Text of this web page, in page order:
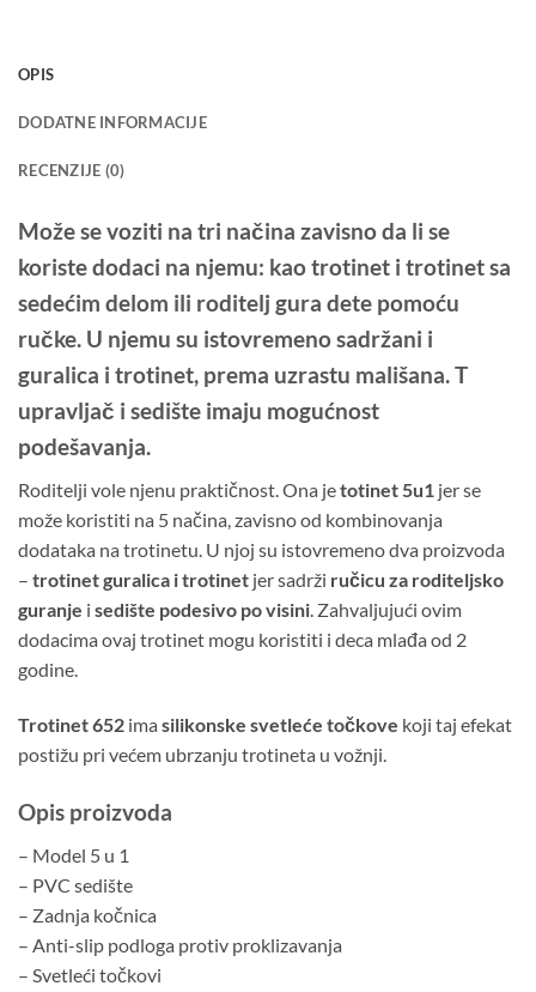
OPIS
DODATNE INFORMACIJE
RECENZIJE (0)
Može se voziti na tri načina zavisno da li se
koriste dodaci na njemu: kao trotinet i trotinet sa
sedećim delom ili roditelj gura dete pomoću
ručke. U njemu su istovremeno sadržani i
guralica i trotinet, prema uzrastu mališana. T
upravljač i sedište imaju mogućnost
podešavanja.
Roditelji vole njenu praktičnost. Ona jetotinet 5u1 jer se
može koristiti na 5 načina, zavisno od kombinovanja
dodataka na trotinetu. U njoj su istovremeno dva proizvoda
– trotinet guralica i trotinet jer sadrži ručicu za roditeljsko
guranje i sedište podesivo po visini. Zahvaljujući ovim
dodacima ovaj trotinet mogu koristiti i deca mlađa od 2
godine.
Trotinet 652 ima silikonske svetleće točkove koji taj efekat
postižu pri većem ubrzanju trotineta u vožnji.
Opis proizvoda
– Model 5 u 1
– PVC sedište
– Zadnja kočnica
– Anti-slip podloga protiv proklizavanja
– Svetleći točkovi